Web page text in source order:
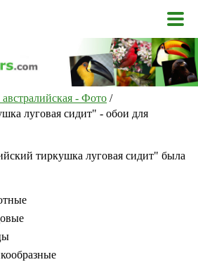
- Фото /
луговая сидит" - обои для
тиркушка луговая сидит" была